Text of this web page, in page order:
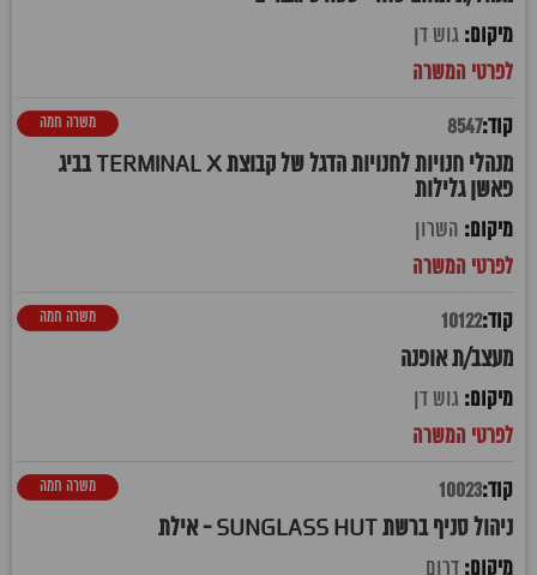
גוש דן
8547
מנהלי חנויות לחנויות הדגל של קבוצת TERMINAL X בביג
פאשן גלילות
משרה חמה
השרון
10122
מעצב/ת אופנה
משרה חמה
גוש דן
10023
ניהול סניף ברשת SUNGLASS HUT - אילת
משרה חמה
דרום